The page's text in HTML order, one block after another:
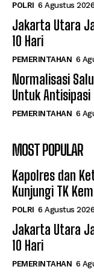
POLRI 6 Agustus 2026
Jakarta Utara
10 Hari
PEMERINTAHAN 6
Normalisasi
Untuk Antisipasi
PEMERINTAHAN 6
MOST POPULAR
Kapolres dan
Kunjungi TK
POLRI 6 Agustus 2026
Jakarta Utara
10 Hari
PEMERINTAHAN 6